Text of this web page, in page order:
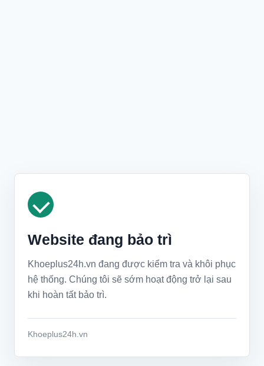
Website đang bảo trì
Khoeplus24h.vn đang được kiểm tra và khôi phục
hệ thống. Chúng tôi sẽ sớm hoạt động trở lại sau
khi hoàn tất bảo trì.
Khoeplus24h.vn